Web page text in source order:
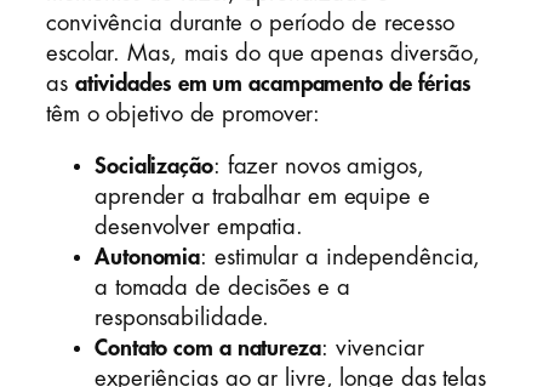
convivência durante o período de recesso
escolar. Mas, mais do que apenas diversão,
as atividades em um acampamento de férias
têm o objetivo de promover:
Socialização: fazer novos amigos,
aprender a trabalhar em equipe e
desenvolver empatia.
Autonomia: estimular a independência,
a tomada de decisões e a
responsabilidade.
Contato com a natureza: vivenciar
experiências ao ar livre, longe das telas